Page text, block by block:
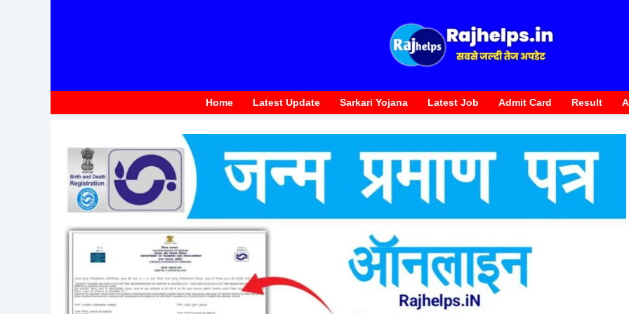
Home Latest Update Sarkari Yojana Latest Job Admit Card Result